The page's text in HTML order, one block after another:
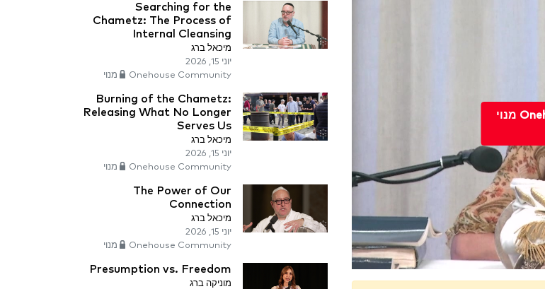
לשדרג ל מנוי Onehouse Community מנוי
Searching for the
Chametz: The Process of
Internal Cleansing
מיכאל ברג
יוני 15, 2026
Onehouse Community מנוי
Burning of the Chametz:
Releasing What No Longer
Serves Us
מיכאל ברג
יוני 15, 2026
Onehouse Community מנוי
The Power of Our
Connection
מיכאל ברג
יוני 15, 2026
Onehouse Community מנוי
Presumption vs. Freedom
מוניקה ברג